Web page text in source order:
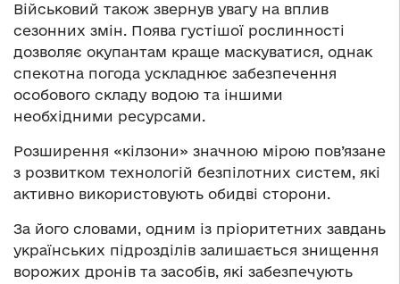
Військовий також звернув увагу на вплив
сезонних змін. Поява густішої рослинності
дозволяє окупантам краще маскуватися, однак
спекотна погода ускладнює забезпечення
особового складу водою та іншими
необхідними ресурсами.
Розширення «кілзони» значною мірою пов’язане
з розвитком технологій безпілотних систем, які
активно використовують обидві сторони.
За його словами, одним із пріоритетних завдань
українських підрозділів залишається знищення
ворожих дронів та засобів, які забезпечують